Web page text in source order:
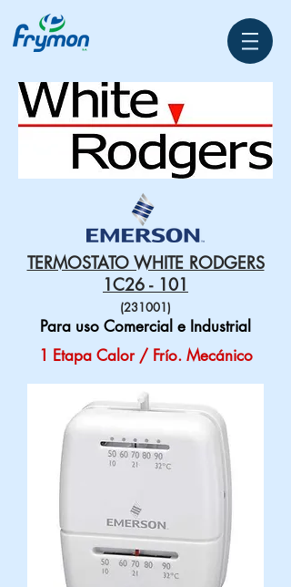
TERMOSTATO WHITE RODGERS
1C26 - 101
(231001)
Para uso Comercial e Industrial
1 Etapa Calor / Frío. Mecánico